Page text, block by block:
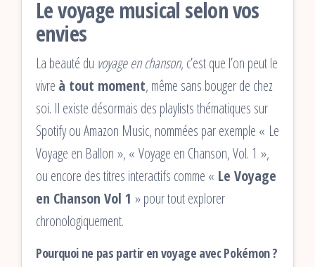
Le voyage musical selon vos
envies
La beauté du voyage en chanson, c’est que l’on peut le
vivre à tout moment, même sans bouger de chez
soi. Il existe désormais des playlists thématiques sur
Spotify ou Amazon Music, nommées par exemple « Le
Voyage en Ballon », « Voyage en Chanson, Vol. 1 »,
ou encore des titres interactifs comme « Le Voyage
en Chanson Vol 1 » pour tout explorer
chronologiquement.
Pourquoi ne pas partir en voyage avec Pokémon ?